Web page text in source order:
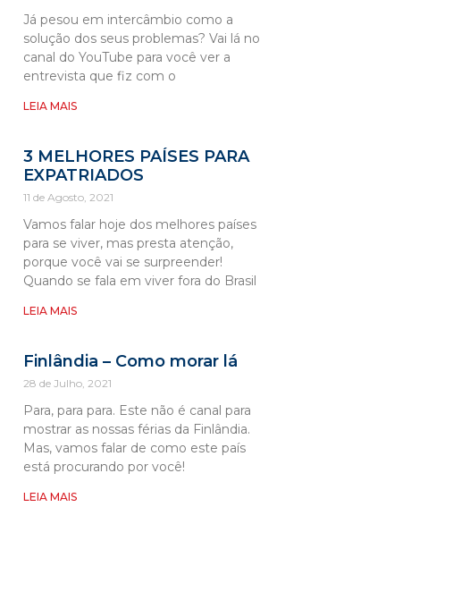
Já pesou em intercâmbio como a
solução dos seus problemas? Vai lá no
canal do YouTube para você ver a
entrevista que fiz com o
LEIA MAIS
3 MELHORES PAÍSES PARA
EXPATRIADOS
11 de Agosto, 2021
Vamos falar hoje dos melhores países
para se viver, mas presta atenção,
porque você vai se surpreender!
Quando se fala em viver fora do Brasil
LEIA MAIS
Finlândia – Como morar lá
28 de Julho, 2021
Para, para para. Este não é canal para
mostrar as nossas férias da Finlândia.
Mas, vamos falar de como este país
está procurando por você!
LEIA MAIS